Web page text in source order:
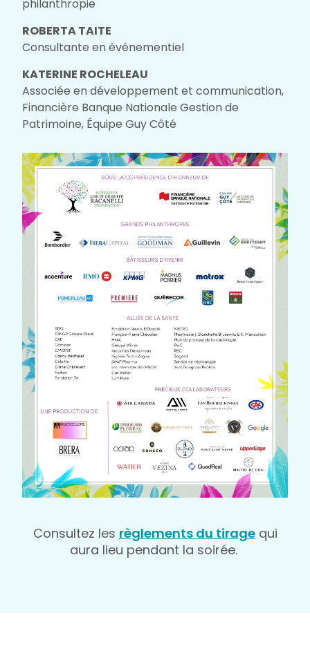
philanthropie
ROBERTA TAITE
Consultante en événementiel
KATERINE ROCHELEAU
Associée en développement et communication,
Financière Banque Nationale Gestion de
Patrimoine, Équipe Guy Côté
Consultez les règlements du tiragequi
aura lieu pendant la soirée.